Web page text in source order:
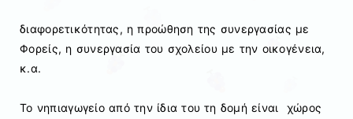
διαφορετικότητας, η προώθηση της συνεργασίας με
Φορείς, η συνεργασία του σχολείου με την οικογένεια,
κ.α.
Το νηπιαγωγείο από την ίδια του τη δομή είναι χώρος